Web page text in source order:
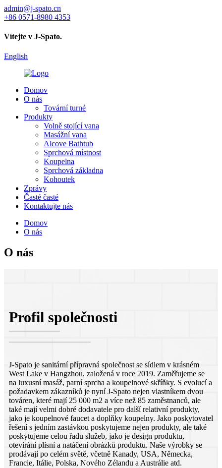
admin@j-spato.cn
+86 0571-8980 4353
Vítejte v J-Spato.
English
Domov
O nás
Tovární turné
Produkty
Volně stojící vana
Masážní vana
Alcove Bathtub
Sprchová místnost
Koupelna
Sprchová základna
Kohoutek
Zprávy
Časté časté
Kontaktujte nás
Domov
O nás
O nás
Profil společnosti
J-Spato je sanitární přípravná společnost se sídlem v krásném
West Lake v Hangzhou, založená v roce 2019. Zaměřujeme se
na luxusní masáž, parní sprcha a koupelnové skříňky. S evolucí a
požadavkem zákazníků je nyní J-Spato nejen vlastníkem dvou
továren, které mají 25 000 m2 a více než 85 zaměstnanců, ale
také mají velmi dobré dodavatele pro další relativní produkty,
jako je koupelnové faucet a doplňky koupelny. Jako poskytovatel
řešení s jedním zastávkou poskytujeme nejen produkty, ale také
poskytujeme celou řadu služeb, jako je design produktu,
otevírání plísní a natáčení obrázků produktu. Naše výrobky se
prodávají po celém světě, včetně Kanady, USA, Německa,
Francie, Itálie, Polska, Nového Zélandu a Austrálie atd.